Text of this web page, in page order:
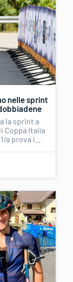
nelle sprint
la sprint a
Coppa Italia
prova i...